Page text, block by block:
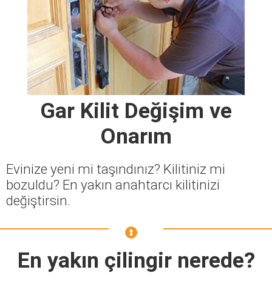
Gar Kilit Değişim ve
Onarım
Evinize yeni mi taşındınız? Kilitiniz mi
bozuldu? En yakın anahtarcı kilitinizi
değiştirsin.
En yakın çilingir nerede?